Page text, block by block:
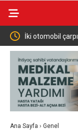
İki otomobil
kazadan kıl payı
Ana Sayfa › Genel